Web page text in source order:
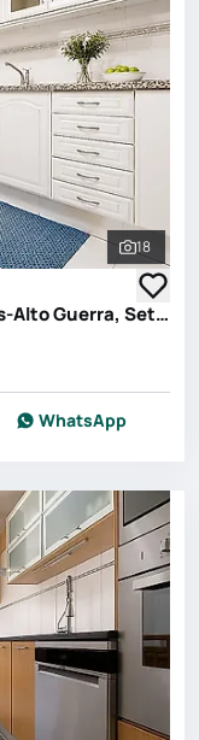
Ver
18
Apartamento T2 em Gâmbia-Pontes-Alto Guerra, Setúbal
WhatsApp